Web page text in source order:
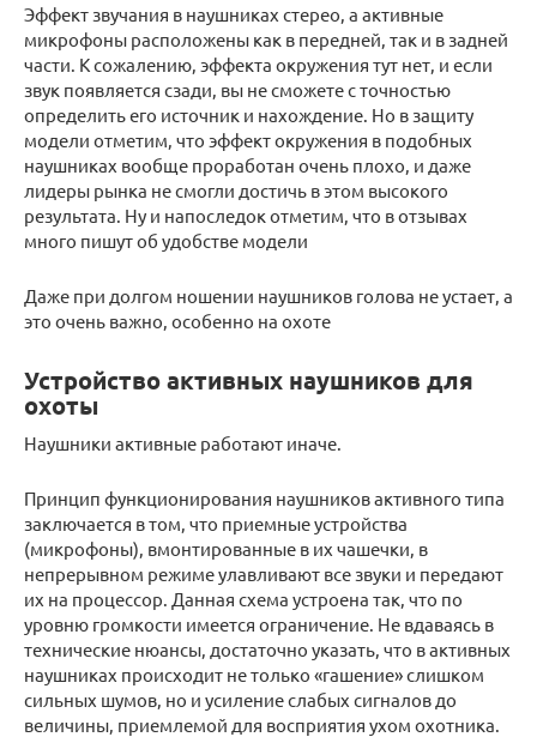
Эффект звучания в наушниках стерео, а активные
микрофоны расположены как в передней, так и в задней
части. К сожалению, эффекта окружения тут нет, и если
звук появляется сзади, вы не сможете с точностью
определить его источник и нахождение. Но в защиту
модели отметим, что эффект окружения в подобных
наушниках вообще проработан очень плохо, и даже
лидеры рынка не смогли достичь в этом высокого
результата. Ну и напоследок отметим, что в отзывах
много пишут об удобстве модели
Даже при долгом ношении наушников голова не устает, а
это очень важно, особенно на охоте
Устройство активных наушников для
охоты
Наушники активные работают иначе.
Принцип функционирования наушников активного типа
заключается в том, что приемные устройства
(микрофоны), вмонтированные в их чашечки, в
непрерывном режиме улавливают все звуки и передают
их на процессор. Данная схема устроена так, что по
уровню громкости имеется ограничение. Не вдаваясь в
технические нюансы, достаточно указать, что в активных
наушниках происходит не только «гашение» слишком
сильных шумов, но и усиление слабых сигналов до
величины, приемлемой для восприятия ухом охотника.